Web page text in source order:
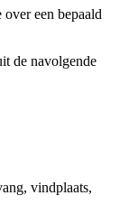
een bepaald
de navolgende
vindplaats,